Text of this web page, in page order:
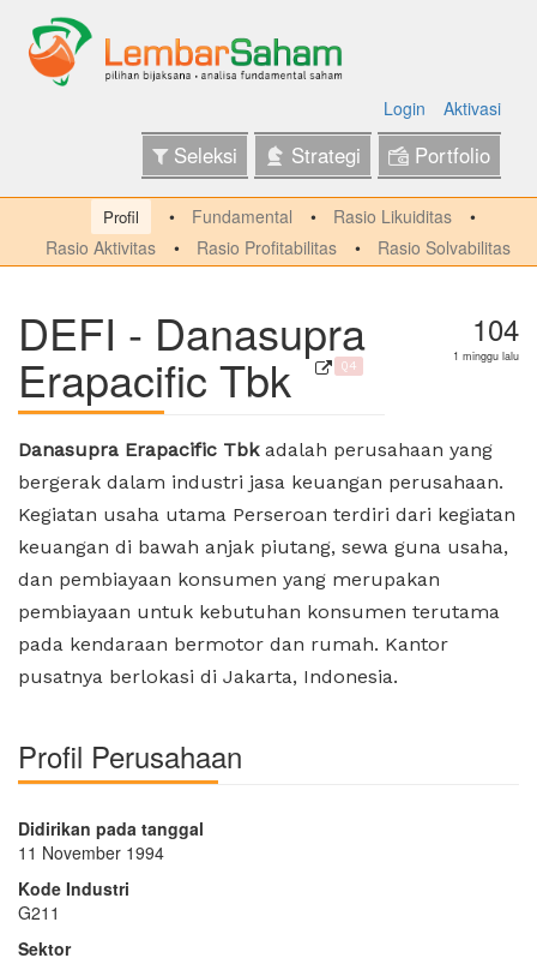
Login Aktivasi
Seleksi Strategi Portfolio
Profil Fundamental
Rasio Likuiditas
Rasio Aktivitas
Rasio Profitabilitas Rasio Solvabilitas
DEFI - Danasupra
Erapacific Tbk Q4
104
1 minggu lalu
Danasupra Erapacific Tbkadalah perusahaan yang
bergerak dalam industri jasa keuangan perusahaan.
Kegiatan usaha utama Perseroan terdiri dari kegiatan
keuangan di bawah anjak piutang, sewa guna usaha,
dan pembiayaan konsumen yang merupakan
pembiayaan untuk kebutuhan konsumen terutama
pada kendaraan bermotor dan rumah. Kantor
pusatnya berlokasi di Jakarta, Indonesia.
Profil Perusahaan
Didirikan pada tanggal
11 November 1994
Kode Industri
G211
Sektor